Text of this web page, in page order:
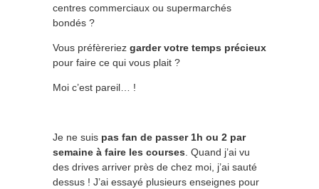
centres commerciaux ou supermarchés
bondés ?
Vous préfèreriez garder votre temps précieux
pour faire ce qui vous plait ?
Moi c’est pareil… !
Je ne suis pas fan de passer 1h ou 2 par
semaine à faire les courses . Quand j’ai vu
des drives arriver près de chez moi, j’ai sauté
dessus ! J’ai essayé plusieurs enseignes pour